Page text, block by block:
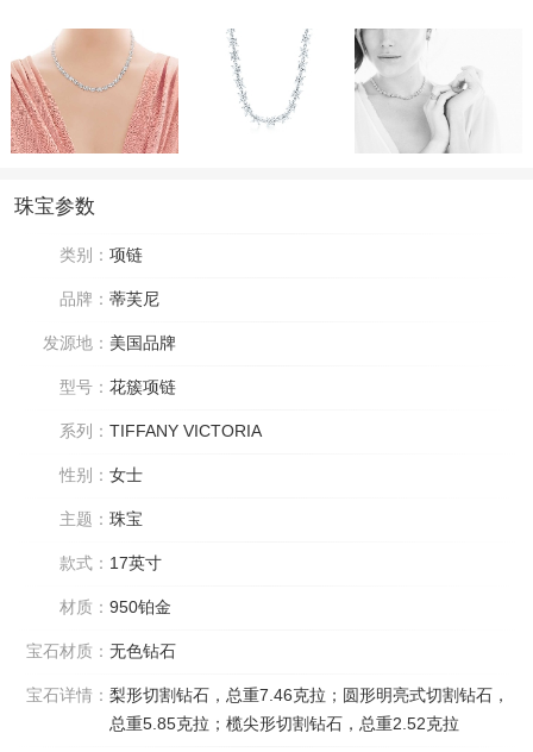
珠宝参数
类别： 项链
品牌： 蒂芙尼
发源地： 美国品牌
型号： 花簇项链
系列： TIFFANY VICTORIA
性别： 女士
主题： 珠宝
款式： 17英寸
材质： 950铂金
宝石材质： 无色钻石
宝石详情： 梨形切割钻石，总重7.46克拉；圆形明亮式切割钻石，
总重5.85克拉；榄尖形切割钻石，总重2.52克拉